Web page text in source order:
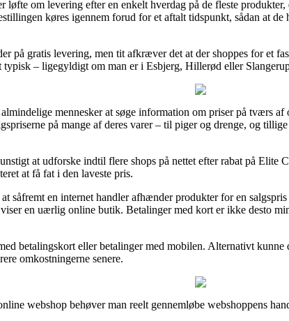
løfte om levering efter en enkelt hverdag på de fleste
køres igennem forud for et aftalt tidspunkt, sådan at
på gratis levering, men tit afkræver det at der shoppes for et
– ligegyldigt om man er i Esbjerg, Hillerød eller
mennesker at søge information om priser på tværs
på mange af deres varer – til piger og drenge, og
at udforske indtil flere shops på nettet efter rabat på
at få fat i den laveste pris.
såfremt en internet handler afhænder produkter for en
en uærlig online butik. Betalinger med kort er ikke desto
betalingskort eller betalinger med mobilen. Alternativt
omkostningerne senere.
webshop behøver man reelt gennemløbe webshoppens